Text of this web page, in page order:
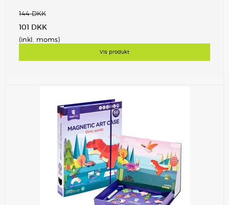
144 DKK
101 DKK
(inkl. moms)
Vis produkt